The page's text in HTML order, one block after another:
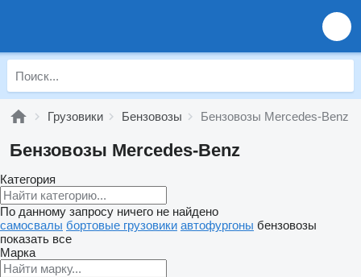
Грузовики Бензовозы Бензовозы Mercedes-Benz
Бензовозы Mercedes-Benz
Категория
По данному запросу ничего не найдено
самосвалы бортовые грузовики автофургоны бензовозы
показать все
Марка